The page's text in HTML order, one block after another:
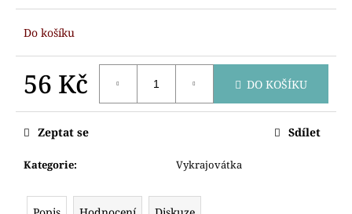
Do košíku
56 Kč DO KOŠÍKU
Kategorie: Vykrajovátka
Zeptat se Sdílet
e
m
VYKRAJOVÁTKA
STAVEBNÍ
Kč